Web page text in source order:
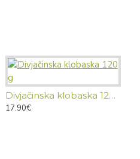
Divjačinska klobaska 120 g
17.90€